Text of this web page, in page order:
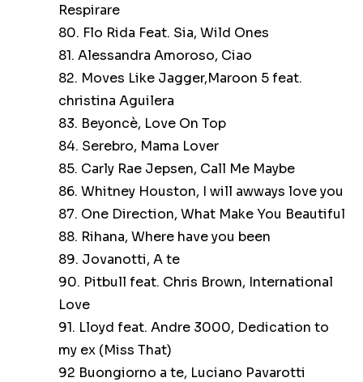
Respirare
80. Flo Rida Feat. Sia, Wild Ones
81. Alessandra Amoroso, Ciao
82. Moves Like Jagger,Maroon 5 feat.
christina Aguilera
83. Beyoncè, Love On Top
84. Serebro, Mama Lover
85. Carly Rae Jepsen, Call Me Maybe
86. Whitney Houston, I will awways love you
87. One Direction, What Make You Beautiful
88. Rihana, Where have you been
89. Jovanotti, A te
90. Pitbull feat. Chris Brown, International
Love
91. Lloyd feat. Andre 3000, Dedication to
my ex (Miss That)
92 Buongiorno a te, Luciano Pavarotti